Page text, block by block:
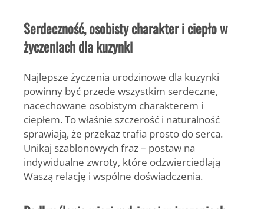
Serdeczność, osobisty charakter i ciepło w
życzeniach dla kuzynki
Najlepsze życzenia urodzinowe dla kuzynki
powinny być przede wszystkim serdeczne,
nacechowane osobistym charakterem i
ciepłem. To właśnie szczerość i naturalność
sprawiają, że przekaz trafia prosto do serca.
Unikaj szablonowych fraz – postaw na
indywidualne zwroty, które odzwierciedlają
Waszą relację i wspólne doświadczenia.